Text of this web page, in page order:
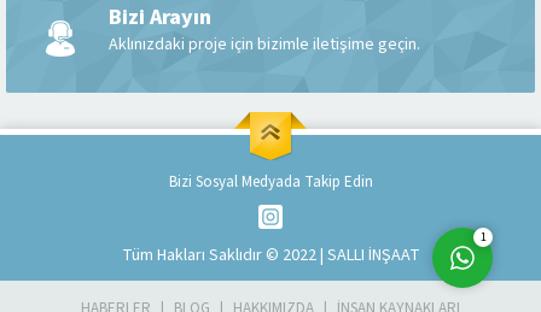
Bizi Arayın
Aklınızdaki proje için bizimle iletişime geçin.
Bizi Sosyal Medyada Takip Edin
Tüm Hakları Saklıdır © 2022 | SALLI İNŞAAT
Cevap Yaz
1